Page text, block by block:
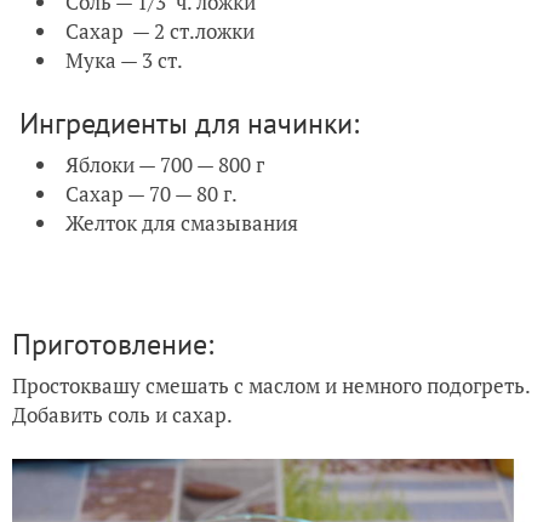
Сахар — 2 ст.ложки
Мука — 3 ст.
Ингредиенты для начинки:
Яблоки — 700 — 800 г
Сахар — 70 — 80 г.
Желток для смазывания
Приготовление:
Простоквашу смешать с маслом и немного подогреть.
Добавить соль и сахар.